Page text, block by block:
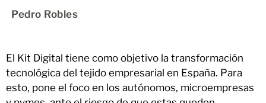
Pedro Robles
El Kit Digital tiene como objetivo la transformación
tecnológica del tejido empresarial en España. Para
esto, pone el foco en los autónomos, microempresas